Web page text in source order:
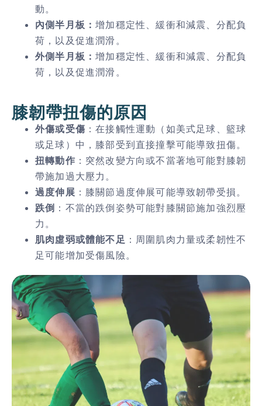
動。
內側半月板：增加穩定性、緩衝和減震、分配負
荷，以及促進潤滑。
外側半月板：增加穩定性、緩衝和減震、分配負
荷，以及促進潤滑。
膝韌帶扭傷的原因
外傷或受傷 ：在接觸性運動（如美式足球、籃球
或足球）中，膝部受到直接撞擊可能導致扭傷。
扭轉動作 ：突然改變方向或不當著地可能對膝韌
帶施加過大壓力。
過度伸展 ：膝關節過度伸展可能導致韌帶受損。
跌倒 ：不當的跌倒姿勢可能對膝關節施加強烈壓
力。
肌肉虛弱或體能不足 ：周圍肌肉力量或柔韌性不
足可能增加受傷風險。